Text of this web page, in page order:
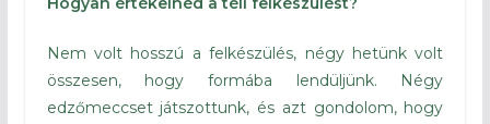
Nem volt hosszú a felkészülés, négy hetünk volt
összesen, hogy formába lendüljünk. Négy
edzőmeccset játszottunk, és azt gondolom, hogy